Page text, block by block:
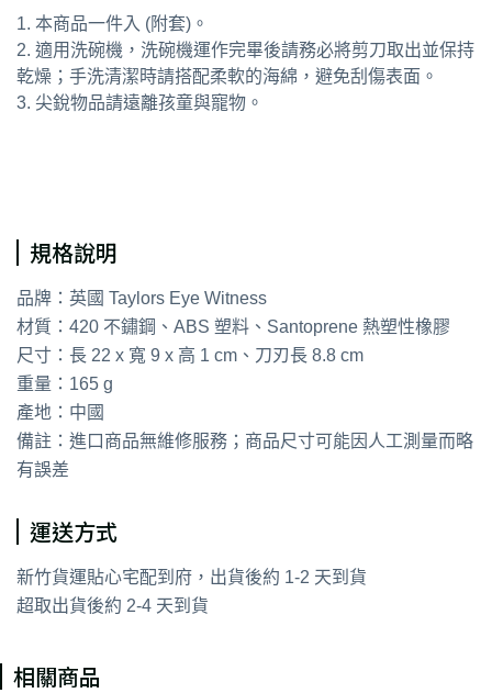
1. 本商品一件入 (附套)。
2. 適用洗碗機，洗碗機運作完畢後請務必將剪刀取出並保持
乾燥；手洗清潔時請搭配柔軟的海綿，避免刮傷表面。
3. 尖銳物品請遠離孩童與寵物。
規格說明
品牌：英國 Taylors Eye Witness
材質：420 不鏽鋼、ABS 塑料、Santoprene 熱塑性橡膠
尺寸：長 22 x 寬 9 x 高 1 cm、刀刃長 8.8 cm
重量：165 g
產地：中國
備註：進口商品無維修服務；商品尺寸可能因人工測量而略
有誤差
運送方式
新竹貨運貼心宅配到府，出貨後約 1-2 天到貨
超取出貨後約 2-4 天到貨
相關商品